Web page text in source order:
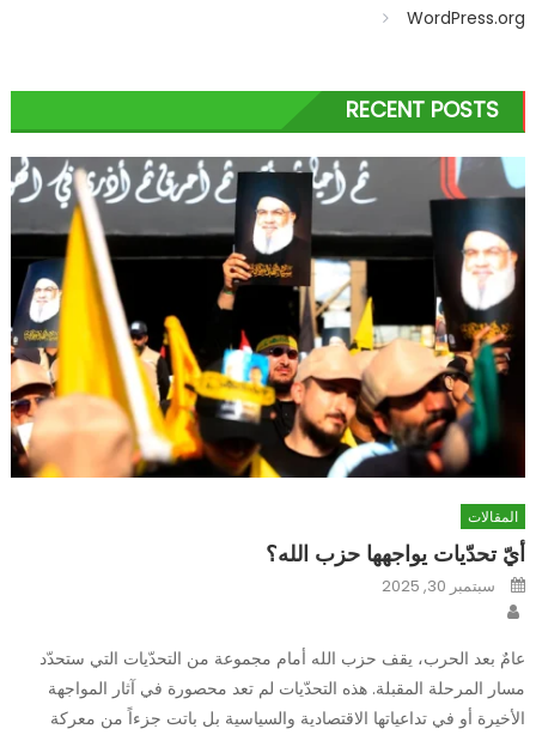
WordPress.org
RECENT POSTS
المقالات
أيّ تحدّيات يواجهها حزب الله؟
Posted
onسبتمبر 30, 2025
عامٌ بعد الحرب، يقف حزب الله أمام مجموعة من التحدّيات التي ستحدّد
مسار المرحلة المقبلة. هذه التحدّيات لم تعد محصورة في آثار المواجهة
الأخيرة أو في تداعياتها الاقتصادية والسياسية بل باتت جزءاً من معركة